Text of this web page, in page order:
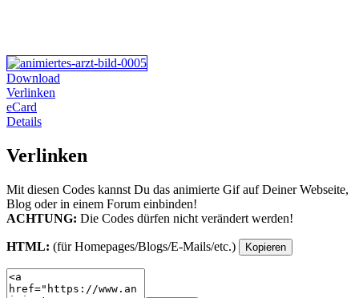
Download
Verlinken
eCard
Details
Verlinken
Mit diesen Codes kannst Du das animierte Gif auf Deiner Webseite,
Blog oder in einem Forum einbinden!
ACHTUNG: Die Codes dürfen nicht verändert werden!
HTML: (für Homepages/Blogs/E-Mails/etc.) Kopieren